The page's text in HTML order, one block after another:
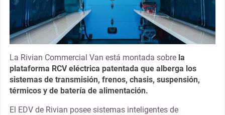
La Rivian Commercial Van está montada sobre la
plataforma RCV eléctrica patentada que alberga los
sistemas de transmisión, frenos, chasis, suspensión,
térmicos y de batería de alimentación.
El EDV de Rivian posee sistemas inteligentes de